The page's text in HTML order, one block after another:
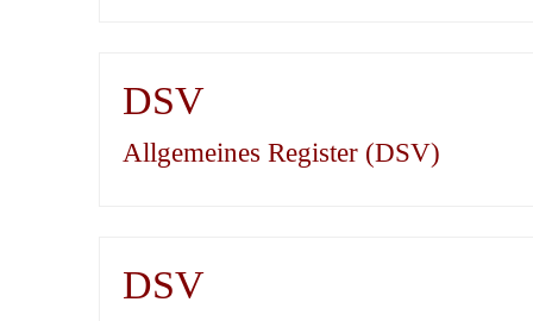
DSV
Allgemeines Register (DSV)
DSV